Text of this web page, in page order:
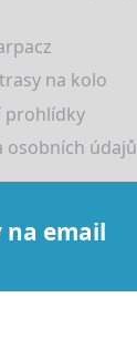
na kolo
prohlídky
osobních údajů
email